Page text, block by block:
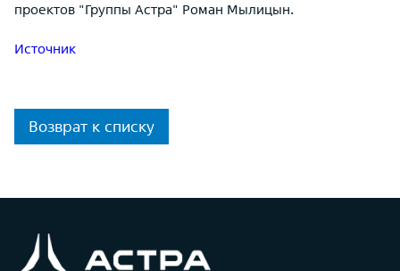
проектов "Группы Астра" Роман Мылицын.
Источник
Возврат к списку